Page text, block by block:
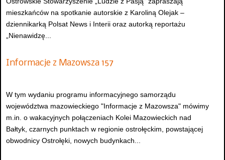
mieszkańców na spotkanie autorskie z Karoliną Olejak –
dziennikarką Polsat News i Interii oraz autorką reportażu
„Nienawidzę...
Informacje z Mazowsza 157
W tym wydaniu programu informacyjnego samorządu
województwa mazowieckiego "Informacje z Mazowsza" mówimy
m.in. o wakacyjnych połączeniach Kolei Mazowieckich nad
Bałtyk, czarnych punktach w regionie ostrołęckim, powstającej
obwodnicy Ostrołęki, nowych budynkach...